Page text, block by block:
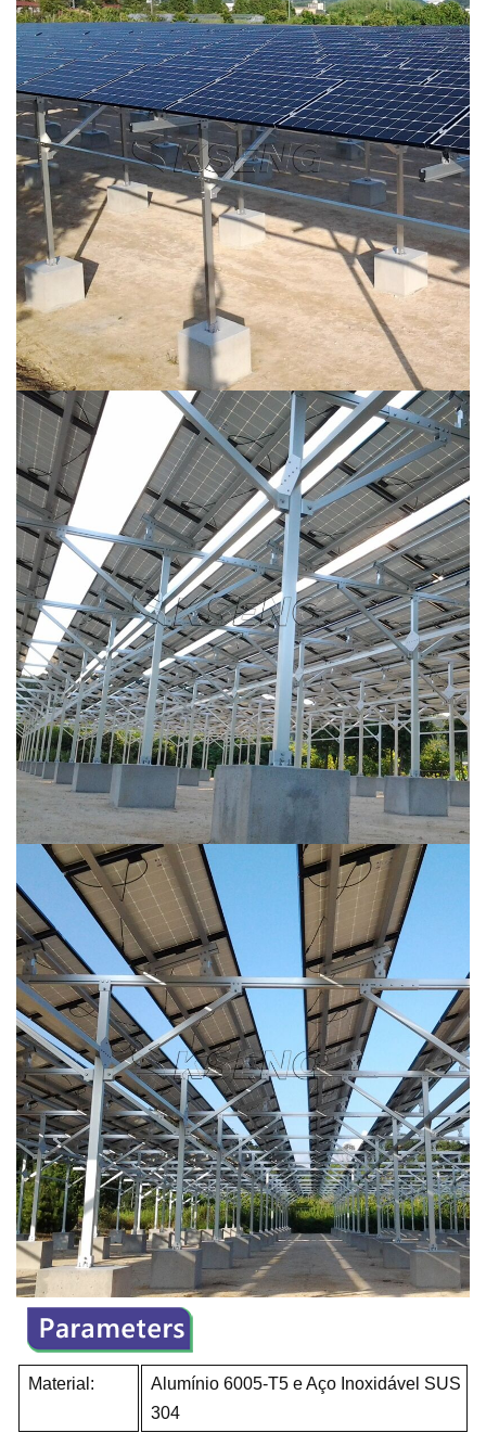
Material:
Alumínio 6005-T5 e Aço Inoxidável SUS
304